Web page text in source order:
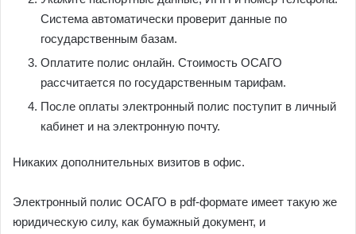
Система автоматически проверит данные по
государственным базам.
Оплатите полис онлайн. Стоимость ОСАГО
рассчитается по государственным тарифам.
После оплаты электронный полис поступит в личный
кабинет и на электронную почту.
Никаких дополнительных визитов в офис.
Электронный полис ОСАГО в pdf-формате имеет такую же
юридическую силу, как бумажный документ, и